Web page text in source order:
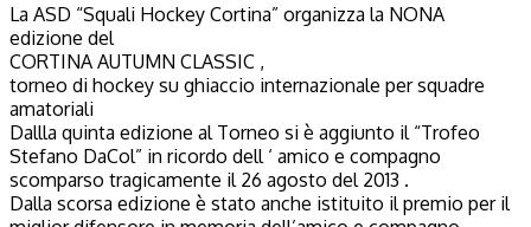
La ASD “Squali Hockey Cortina” organizza la NONA
edizione del
CORTINA AUTUMN CLASSIC ,
torneo di hockey su ghiaccio internazionale per squadre
amatoriali
Dallla quinta edizione al Torneo si è aggiunto il “Trofeo
Stefano DaCol” in ricordo dell ‘ amico e compagno
scomparso tragicamente il 26 agosto del 2013 .
Dalla scorsa edizione è stato anche istituito il premio per il